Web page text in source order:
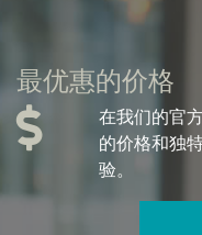
最优惠的价格
在我们的官
的价格和独
验。